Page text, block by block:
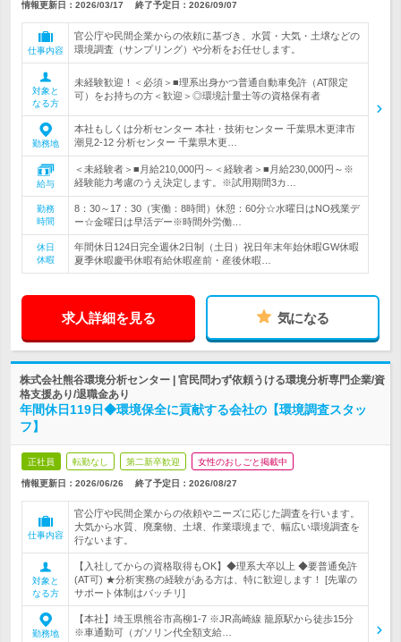
情報更新日：2026/03/17 終了予定日： 2026/09/07
仕事内容
官公庁や民間企業からの依頼に基づき、水質・大気・土壌などの
環境調査（サンプリング）や分析をお任せします。
対象と
なる方
未経験歓迎！＜必須＞■理系出身かつ普通自動車免許（AT限定
可）をお持ちの方＜歓迎＞◎環境計量士等の資格保有者
勤務地
本社もしくは分析センター 本社・技術センター 千葉県木更津市
潮見2-12 分析センター 千葉県木更…
給与
＜未経験者＞■月給210,000円～＜経験者＞■月給230,000円～※
経験能力考慮のうえ決定します。※試用期間3カ…
勤務
時間
8：30～17：30（実働：8時間）休憩：60分☆水曜日はNO残業デ
ー☆金曜日は早活デー※時間外労働…
休日
休暇
年間休日124日完全週休2日制（土日）祝日年末年始休暇GW休暇
夏季休暇慶弔休暇有給休暇産前・産後休暇…
求人詳細を見る 気になる
株式会社熊谷環境分析センター | 官民問わず依頼うける環境分析専門企業/資
格支援あり/退職金あり
年間休日119日◆環境保全に貢献する会社の【環境調査スタッ
フ】
正社員 転勤なし 第二新卒歓迎 女性のおしごと掲載中
情報更新日：2026/06/26 終了予定日： 2026/08/27
仕事内容
官公庁や民間企業からの依頼やニーズに応じた調査を行います。
大気から水質、廃棄物、土壌、作業環境まで、幅広い環境調査を
行ないます。
対象と
なる方
【入社してからの資格取得もOK】◆理系大卒以上 ◆要普通免許
(AT可) ★分析実務の経験がある方は、特に歓迎します！ [先輩の
サポート体制はバッチリ]
勤務地
【本社】埼玉県熊谷市高柳1-7 ※JR高崎線 籠原駅から徒歩15分
※車通勤可（ガソリン代全額支給…